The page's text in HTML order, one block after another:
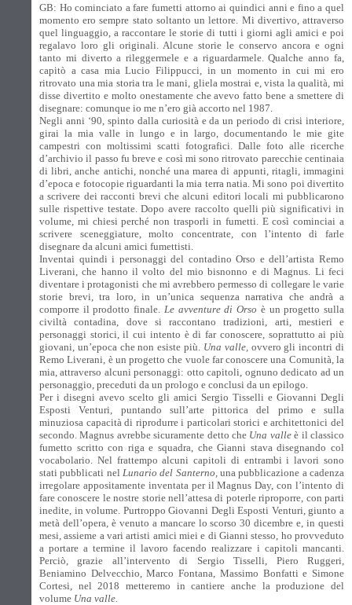
GB: Ho cominciato a fare fumetti attorno ai quindici anni e fino a quel
momento ero sempre stato soltanto un lettore. Mi divertivo, attraverso
quel linguaggio, a raccontare le storie di tutti i giorni agli amici e poi
regalavo loro gli originali. Alcune storie le conservo ancora e ogni
tanto mi diverto a rileggermele e a riguardarmele. Qualche anno fa,
capitò a casa mia Lucio Filippucci, in un momento in cui mi ero
ritrovato una mia storia tra le mani, gliela mostrai e, vista la qualità, mi
disse divertito e molto onestamente che avevo fatto bene a smettere di
disegnare: comunque io me n’ero già accorto nel 1987.
Negli anni ‘90, spinto dalla curiosità e da un periodo di crisi interiore,
girai la mia valle in lungo e in largo, documentando le mie gite
campestri con moltissimi scatti fotografici. Dalle foto alle ricerche
d’archivio il passo fu breve e così mi sono ritrovato parecchie centinaia
di libri, anche antichi, nonché una marea di appunti, ritagli, immagini
d’epoca e fotocopie riguardanti la mia terra natia. Mi sono poi divertito
a scrivere dei racconti brevi che alcuni editori locali mi pubblicarono
sulle rispettive testate. Dopo avere raccolto quelli più significativi in
volume, mi chiesi perché non trasporli in fumetti. E così cominciai a
scrivere sceneggiature, molto concentrate, con l’intento di farle
disegnare da alcuni amici fumettisti.
Inventai quindi i personaggi del contadino Orso e dell’artista Remo
Liverani, che hanno il volto del mio bisnonno e di Magnus. Li feci
diventare i protagonisti che mi avrebbero permesso di collegare le varie
storie brevi, tra loro, in un’unica sequenza narrativa che andrà a
comporre il prodotto finale. Le avventure di Orso è un progetto sulla
civiltà contadina, dove si raccontano tradizioni, arti, mestieri e
personaggi storici, il cui intento è di far conoscere, soprattutto ai più
giovani, un’epoca che non esiste più. Una valle, ovvero gli incontri di
Remo Liverani, è un progetto che vuole far conoscere una Comunità, la
mia, attraverso alcuni personaggi: otto capitoli, ognuno dedicato ad un
personaggio, preceduti da un prologo e conclusi da un epilogo.
Per i disegni avevo scelto gli amici Sergio Tisselli e Giovanni Degli
Esposti Venturi, puntando sull’arte pittorica del primo e sulla
minuziosa capacità di riprodurre i particolari storici e architettonici del
secondo. Magnus avrebbe sicuramente detto che Una valleè il classico
fumetto scritto con riga e squadra, che Gianni stava disegnando col
vocabolario. Nel frattempo alcuni capitoli di entrambi i lavori sono
stati pubblicati nel Lunario del Santerno, una pubblicazione a cadenza
irregolare appositamente inventata per il Magnus Day, con l’intento di
fare conoscere le nostre storie nell’attesa di poterle riproporre, con parti
inedite, in volume. Purtroppo Giovanni Degli Esposti Venturi, giunto a
metà dell’opera, è venuto a mancare lo scorso 30 dicembre e, in questi
mesi, assieme a vari artisti amici miei e di Gianni stesso, ho provveduto
a portare a termine il lavoro facendo realizzare i capitoli mancanti.
Perciò, grazie all’intervento di Sergio Tisselli, Piero Ruggeri,
Beniamino Delvecchio, Marco Fontana, Massimo Bonfatti e Simone
Cortesi, nel 2018 metteremo in cantiere anche la produzione del
volume Una valle.